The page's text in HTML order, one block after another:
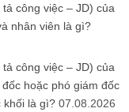
công việc – JD) của
nhân viên là gì?
công việc – JD) của
hoặc phó giám đốc
khối là gì? 07.08.2026